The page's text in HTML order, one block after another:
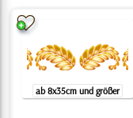
ab 8x35cm und größer